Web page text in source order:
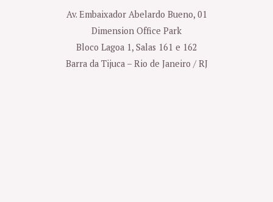
Av. Embaixador Abelardo Bueno, 01
Dimension Office Park
Bloco Lagoa 1, Salas 161 e 162
Barra da Tijuca – Rio de Janeiro / RJ